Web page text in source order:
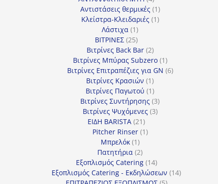
προϊόντα
Αντιστάσεις θερμικές 11
προϊόν
Κλείστρα-Κλειδαριές 11
Λάστιχα 11
προϊόν
ΒΙΤΡΙΝΕΣ 2525
προϊόντα
Βιτρίνες Back Bar 22
προϊόντα
Βιτρίνες Mπύρας Subzero 11
προϊόν
Βιτρίνες Επιτραπέζιες για GN 66
Βιτρίνες Κρασιών 11
προϊόν
Βιτρίνες Παγωτού 11
προϊόν
Βιτρίνες Συντήρησης 33
προϊόντα
Βιτρίνες Ψυχόμενες 33
ΕΙΔΗ BARISTA 2121
προϊόντα
Pitcher Rinser 11
Μπρελόκ 11
προϊόν
Πατητήρια 22
προϊόντα
Εξοπλισμός Catering 1414
προϊόντα
Εξοπλισμός Catering - Εκδηλώσεων 1414